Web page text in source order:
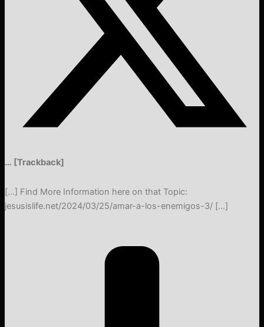
… [Trackback]
[…] Find More Information here on that Topic:
jesusislife.net/2024/03/25/amar-a-los-enemigos-3/ […]